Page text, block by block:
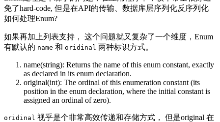
免了hard-code, 但是在API的传输、数据库层序列化反序列化
如何处理Enum?
如果再加上列表支持， 这个问题就又复杂了一个维度，Enum
有默认的 name 和 oridinal 两种标识方式。
name(string): Returns the name of this enum constant, exactly
as declared in its enum declaration.
original(int): The ordinal of this enumeration constant (its
position in the enum declaration, where the initial constant is
assigned an ordinal of zero).
oridinal 视乎是个非常高效传递和存储方式， 但是original 在